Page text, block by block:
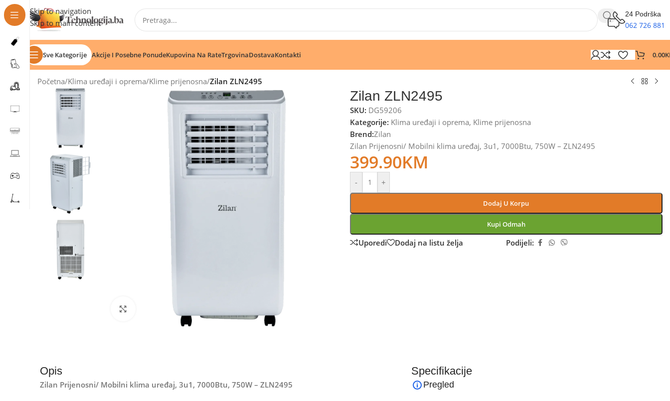
Skip to navigation
Skip to main content
24 Podrška
062 726 881
Sve Kategorije Akcije I Posebne PonudeKupovina Na RateTrgovinaDostavaKontakti 0.00
Početna/Klima uređaji i oprema/Klime prijenosna/Zilan ZLN2495
Kliknite za uvećanje
Zilan ZLN2495
SKU: DG59206
Kategorije: Klima uređaji i oprema, Klime prijenosna
Brend:Zilan
Zilan Prijenosni/ Mobilni klima uređaj, 3u1, 7000Btu, 750W – ZLN2495
399.90KM
- +
Dodaj U Korpu
Kupi Odmah
Uporedi Dodaj na listu želja Podijeli:
Opis
Zilan Prijenosni/ Mobilni klima uređaj, 3u1, 7000Btu, 750W – ZLN2495
Specifikacije
Pregled